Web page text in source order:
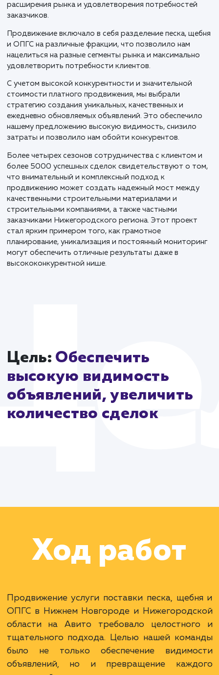
являются неотъемлемыми компонентами, чья
требует максимальной точности и качества. В
острой конкурентной борьбы в Нижнем
Нижегородской области, продвижение этих
материалов на Авито не просто представляло
амбициозный проект, но и важный шаг в сторону
заказчиков.
Продвижение включало в себя разделение песка,
и ОПГС на различные фракции, что позволило нам
нацелиться на разные сегменты рынка и
С учетом высокой конкурентности и значительной
стоимости платного продвижения, мы выбрали
стратегию создания уникальных, качественных и
ежедневно обновляемых объявлений. Это
нашему предложению высокую видимость, снизило
затраты и позволило нам обойти конкурентов.
Более четырех сезонов сотрудничества с клиентом
более 5000 успешных сделок свидетельствуют о
что внимательный и комплексный подход к
могут обеспечить отличные результаты даже в
высококонкурентной нише.
объявлений, увеличить